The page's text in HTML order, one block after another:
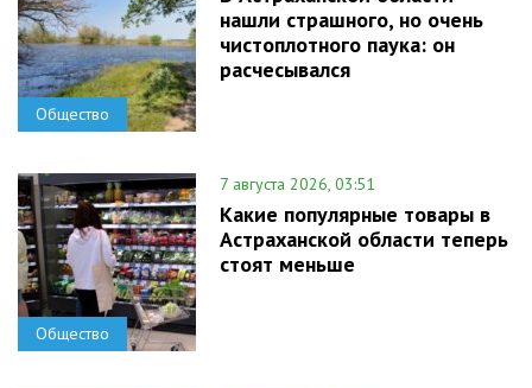
Общество
нашли страшного, но очень
чистоплотного паука: он
расчесывался
Общество
7 августа 2026, 03:51
Какие популярные товары в
Астраханской области теперь
стоят меньше